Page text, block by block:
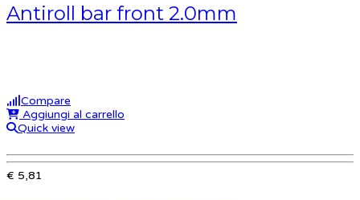
Antiroll bar front 2.0mm
Compare
Aggiungi al carrello
Quick view
€ 5,81